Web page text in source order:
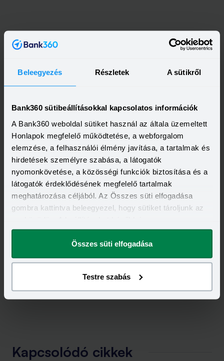
Beleegyezés Részletek A sütikről
Bank360 sütibeállításokkal kapcsolatos információk
A Bank360 weboldal sütiket használ az általa üzemeltett
Honlapok megfelelő működtetése, a webforgalom
elemzése, a felhasználói élmény javítása, a tartalmak és
hirdetések személyre szabása, a látogatók
nyomonkövetése, a közösségi funkciók biztosítása és a
látogatók érdeklődésének megfelelő tartalmak
meghatározása céljából. Az Összes süti elfogadása
gombra kattintva beleegyezel, hogy sütiket tároljunk az
megváltoztathatod.
Összes süti elfogadása
Testre szabás
Kapcsolódó címkék
LAKÁSBIZTOSÍTÁS JELZÁLOGHITEL
Kapcsolódó cikkek